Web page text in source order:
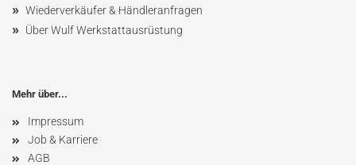
» Wiederverkäufer & Händleranfragen
» Über Wulf Werkstattausrüstung
Mehr über...
Impressum
Job & Karriere
AGB